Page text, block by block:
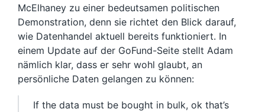
McElhaney zu einer bedeutsamen politischen
Demonstration, denn sie richtet den Blick darauf,
wie Datenhandel aktuell bereits funktioniert. In
einem Update auf der GoFund-Seite stellt Adam
nämlich klar, dass er sehr wohl glaubt, an
persönliche Daten gelangen zu können:
If the data must be bought in bulk, ok that’s